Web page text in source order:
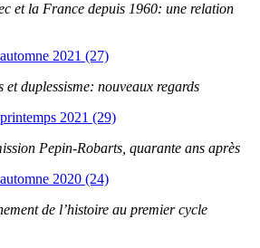
et la France depuis 1960: une relation
2021 (27)
et duplessisme: nouveaux regards
2021 (29)
Pepin-Robarts, quarante ans après
2020 (24)
de l’histoire au premier cycle